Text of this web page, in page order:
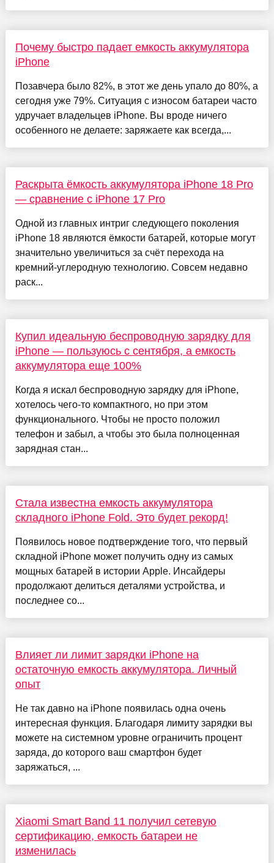
Почему быстро падает емкость аккумулятора
iPhone
Позавчера было 82%, в этот же день упало до 80%, а
сегодня уже 79%. Ситуация с износом батареи часто
удручает владельцев iPhone. Вы вроде ничего
особенного не делаете: заряжаете как всегда,...
Раскрыта ёмкость аккумулятора iPhone 18 Pro
— сравнение с iPhone 17 Pro
Одной из главных интриг следующего поколения
iPhone 18 являются ёмкости батарей, которые могут
значительно увеличиться за счёт перехода на
кремний-углеродную технологию. Совсем недавно
раск...
Купил идеальную беспроводную зарядку для
iPhone — пользуюсь с сентября, а емкость
аккумулятора еще 100%
Когда я искал беспроводную зарядку для iPhone,
хотелось чего-то компактного, но при этом
функционального. Чтобы не просто положил
телефон и забыл, а чтобы это была полноценная
зарядная стан...
Стала известна емкость аккумулятора
складного iPhone Fold. Это будет рекорд!
Появилось новое подтверждение того, что первый
складной iPhone может получить одну из самых
мощных батарей в истории Apple. Инсайдеры
продолжают делиться деталями устройства, и
последнее со...
Влияет ли лимит зарядки iPhone на
остаточную емкость аккумулятора. Личный
опыт
Не так давно на iPhone появилась одна очень
интересная функция. Благодаря лимиту зарядки вы
можете на системном уровне ограничить процент
заряда, до которого ваш смартфон будет
заряжаться, ...
Xiaomi Smart Band 11 получил сетевую
сертификацию, емкость батареи не
изменилась